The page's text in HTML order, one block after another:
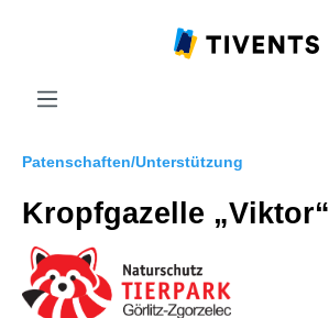
Patenschaften/Unterstützung
Kropfgazelle „Viktor“